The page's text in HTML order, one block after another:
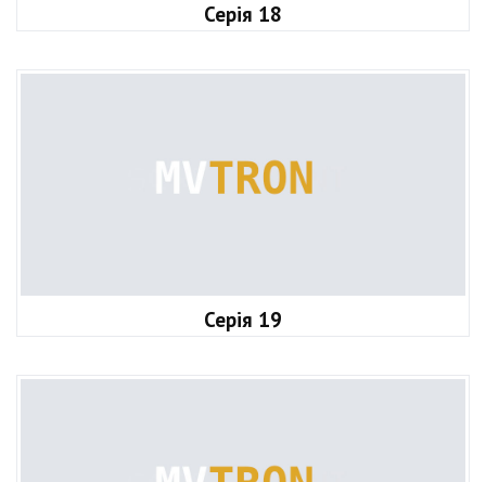
Серія 18
Серія 19